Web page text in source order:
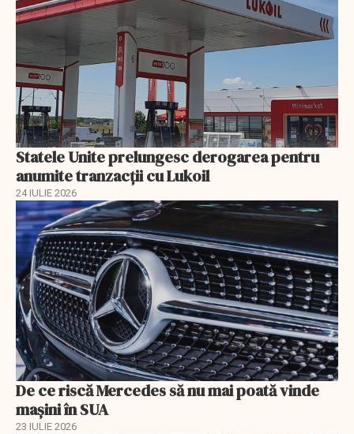
Statele Unite prelungesc derogarea pentru
anumite tranzacții cu Lukoil
24 IULIE 2026
De ce riscă Mercedes să nu mai poată vinde
mașini în SUA
23 IULIE 2026